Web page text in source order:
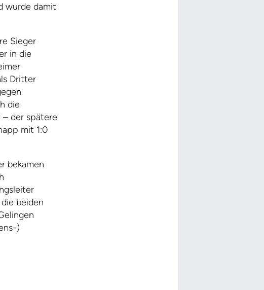
wurde damit
Sieger
in die
Dritter
die
der spätere
mit 1:0
bekamen
beiden
)